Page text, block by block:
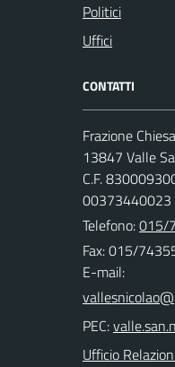
Politici
Uffici
CONTATTI
Frazione
13847 Valle
C.F.
00373440023
Telefono:015/
Fax: 015/
E-mail:
PEC:
Ufficio